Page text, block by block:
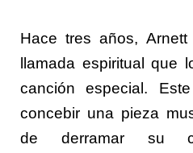
Hace tres años,
llamada espiritual que
canción especial.
concebir una pieza
de derramar su